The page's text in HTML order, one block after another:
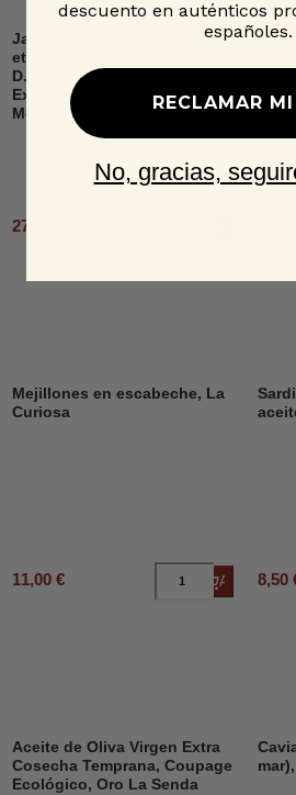
Jamón 100% raza ibérica,
etiqueta negra, loncheado,
D.O.P. Dehesa de
Extremadura, Señorío de
Montanera
27,95 €
Mejillones en escabeche, La
Curiosa
11,00 € Añadir al8,50
Aceite de Oliva Virgen Extra
Cosecha Temprana, Coupage
Ecológico, Oro La Senda
descuento en auténticos
españoles.
RECLAMAR
No, gracias,